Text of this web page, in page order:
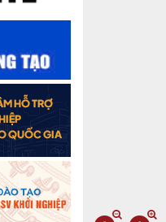
có sự
trị nông
mới,
bạn